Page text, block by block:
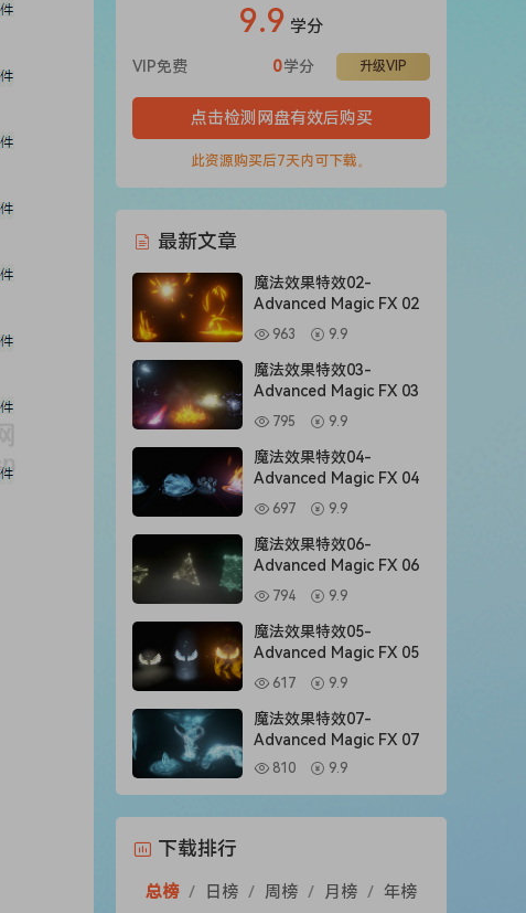
9.9 学分
VIP免费 升级VIP
0学分
点击检测网盘有效后购买
此资源购买后7天内可下载。
最新文章
魔法效果特效02-
Advanced Magic FX 02
963 9.9
魔法效果特效03-
Advanced Magic FX 03
795 9.9
魔法效果特效04-
Advanced Magic FX 04
697 9.9
魔法效果特效06-
Advanced Magic FX 06
794 9.9
魔法效果特效05-
Advanced Magic FX 05
617 9.9
魔法效果特效07-
Advanced Magic FX 07
810 9.9
下载排行
总榜 / 日榜 / 周榜 / 月榜 / 年榜